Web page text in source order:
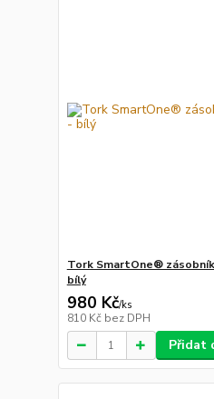
Tork SmartOne®
bílý
980 Kč/ks
810 Kč bez DPH
Přidat